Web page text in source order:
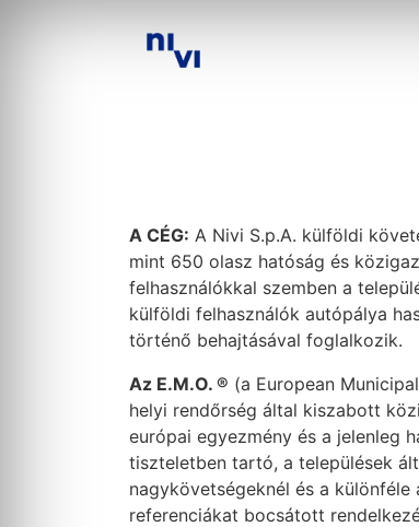
A CÉG: A Nivi S.p.A. külföldi
mint 650 olasz hatóság és
felhasználókkal szemben a
külföldi felhasználók autópálya
történő behajtásával foglalkozik.
Az E.M.O. ® (a European
helyi rendőrség által kiszabott
európai egyezmény és a jelenleg
tiszteletben tartó, a települések
nagykövetségeknél és a
referenciákat bocsátott